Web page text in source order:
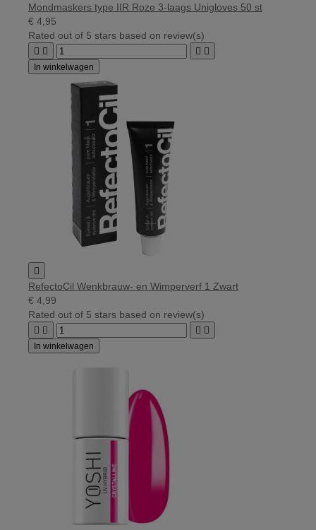
Mondmaskers type IIR Roze 3-laags Unigloves 50 st
€ 4,95
Rated out of 5 stars based on review(s)
   
In winkelwagen

RefectoCil Wenkbrauw- en Wimperverf 1 Zwart
€ 4,99
Rated out of 5 stars based on review(s)
   
In winkelwagen